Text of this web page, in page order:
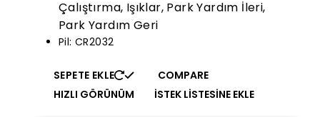
Çalıştırma, Işıklar, Park Yardım İleri,
Park Yardım Geri
Pil: CR2032
SEPETE EKLE
COMPARE
HIZLI GÖRÜNÜM
İSTEK LISTESINE EKLE